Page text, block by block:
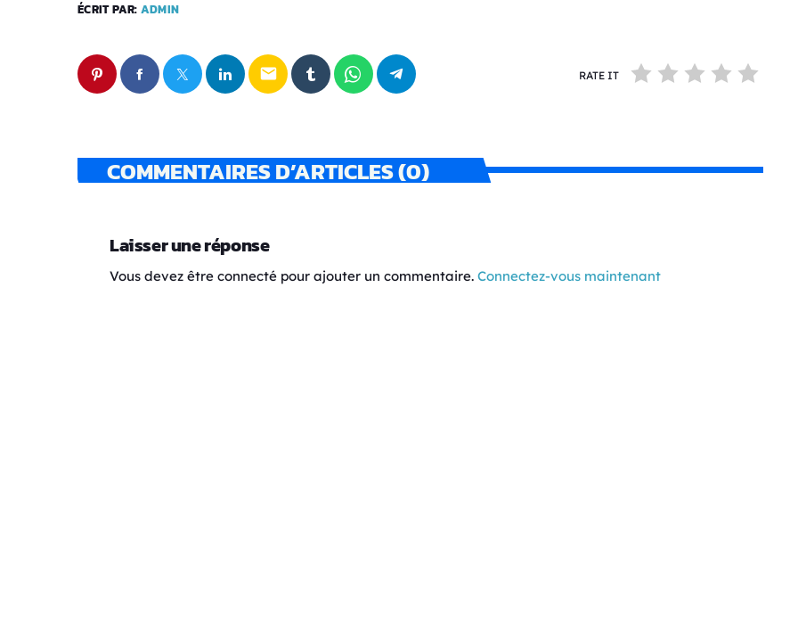
ÉCRIT PAR: ADMIN
email RATE IT
COMMENTAIRES D’ARTICLES (0)
Laisser une réponse
Vous devez être connecté pour ajouter un commentaire. Connectez-vous maintenant